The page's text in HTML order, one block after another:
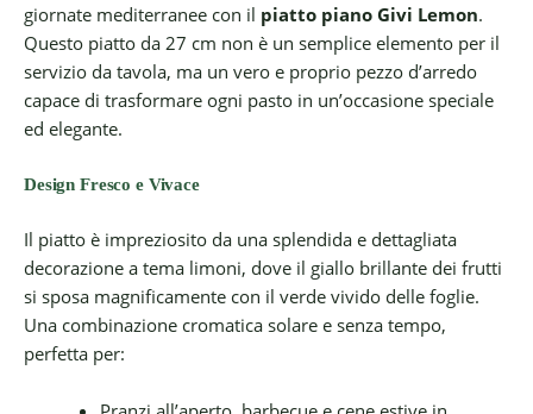
giornate mediterranee con il piatto piano Givi Lemon.
Questo piatto da 27 cm non è un semplice elemento per il
servizio da tavola, ma un vero e proprio pezzo d’arredo
capace di trasformare ogni pasto in un’occasione speciale
ed elegante.
Design Fresco e Vivace
Il piatto è impreziosito da una splendida e dettagliata
decorazione a tema limoni, dove il giallo brillante dei frutti
si sposa magnificamente con il verde vivido delle foglie.
Una combinazione cromatica solare e senza tempo,
perfetta per: